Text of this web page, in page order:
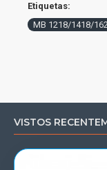
Etiquetas:
MB 1218/1418/
VISTOS